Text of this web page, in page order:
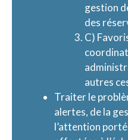
gestion
des
C)
autres
Traiter le
alertes, de la
l’attention